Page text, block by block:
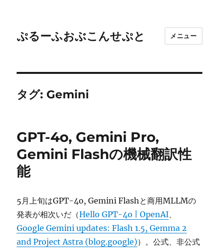
ぷるーふおぶこんせぷと メニュー
タグ: Gemini
GPT-4o, Gemini Pro,
Gemini Flashの機械翻訳性
能
5月上旬はGPT-4o, Gemini Flashと商用MLLMの
発表が相次いだ（Hello GPT-4o | OpenAI、
Google Gemini updates: Flash 1.5, Gemma 2
and Project Astra (blog.google)）。公式、非公式